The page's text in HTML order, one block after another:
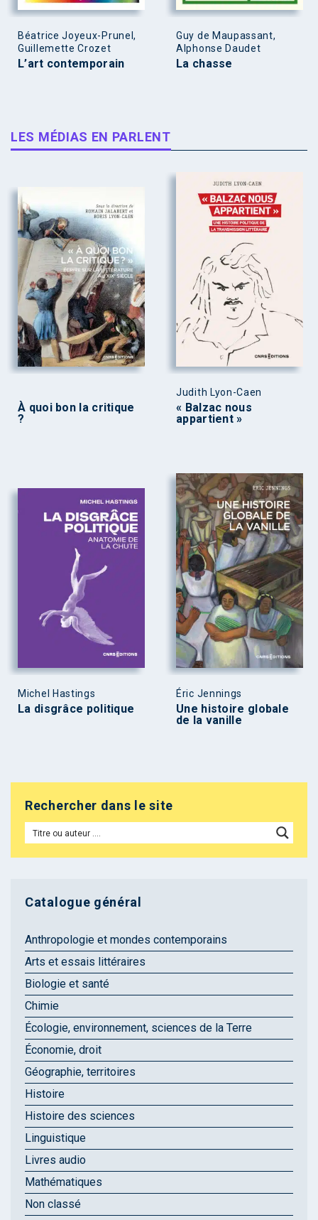
Béatrice Joyeux-Prunel,
Guillemette Crozet
L’art contemporain
Guy de Maupassant,
Alphonse Daudet
La chasse
LES MÉDIAS EN PARLENT
À quoi bon la critique
?
Judith Lyon-Caen
« Balzac nous
appartient »
Michel Hastings
La disgrâce politique
Éric Jennings
Une histoire globale
de la vanille
Rechercher dans le site
Catalogue général
Anthropologie et mondes contemporains
Arts et essais littéraires
Biologie et santé
Chimie
Écologie, environnement, sciences de la Terre
Économie, droit
Géographie, territoires
Histoire
Histoire des sciences
Linguistique
Livres audio
Mathématiques
Non classé